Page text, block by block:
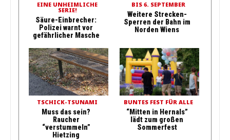
EINE UNHEIMLICHE
SERIE!
Säure-Einbrecher:
Polizei warnt vor
gefährlicher Masche
BIS 6. SEPTEMBER
Weitere Strecken-
Sperren der Bahn im
Norden Wiens
TSCHICK-TSUNAMI
Muss das sein?
Raucher
“verstummeln”
Hietzing
BUNTES FEST FÜR ALLE
“Mitten in Hernals”
lädt zum großen
Sommerfest